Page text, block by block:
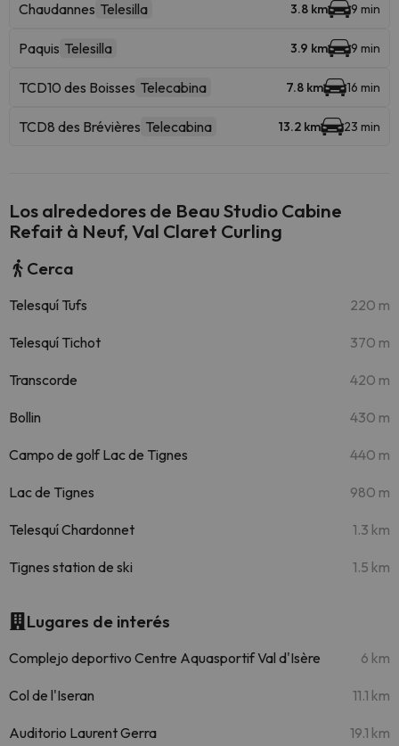
Chaudannes Telesilla 3.8 km 9 min
Paquis Telesilla 3.9 km 9 min
TCD10 des Boisses Telecabina 7.8 km 16 min
TCD8 des Brévières Telecabina 13.2 km 23 min
Los alrededores de Beau Studio Cabine
Refait à Neuf, Val Claret Curling
Cerca
Telesquí Tufs 220 m
Telesquí Tichot 370 m
Transcorde 420 m
Bollin 430 m
Campo de golf Lac de Tignes 440 m
Lac de Tignes 980 m
Telesquí Chardonnet 1.3 km
Tignes station de ski 1.5 km
Lugares de interés
Complejo deportivo Centre Aquasportif Val d'Isère 6 km
Col de l'Iseran 11.1 km
Auditorio Laurent Gerra 19.1 km